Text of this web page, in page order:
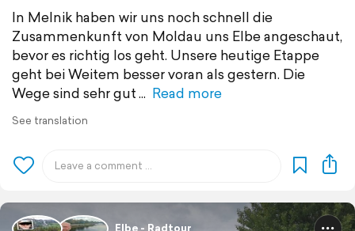
In Melnik haben wir uns noch schnell die
Zusammenkunft von Moldau uns Elbe angeschaut,
bevor es richtig los geht. Unsere heutige Etappe
geht bei Weitem besser voran als gestern. Die
Wege sind sehr gut
Read more
See translation